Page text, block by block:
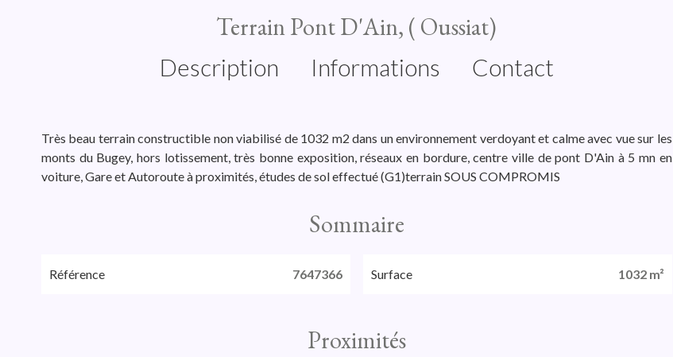
Terrain Pont D'Ain, ( Oussiat)
Description Informations Contact
Très beau terrain constructible non viabilisé de 1032 m2 dans un environnement verdoyant et calme avec vue sur les
monts du Bugey, hors lotissement, très bonne exposition, réseaux en bordure, centre ville de pont D'Ain à 5 mn en
voiture, Gare et Autoroute à proximités, études de sol effectué (G1)terrain SOUS COMPROMIS
Sommaire
Référence 7647366 Surface 1032 m²
Proximités